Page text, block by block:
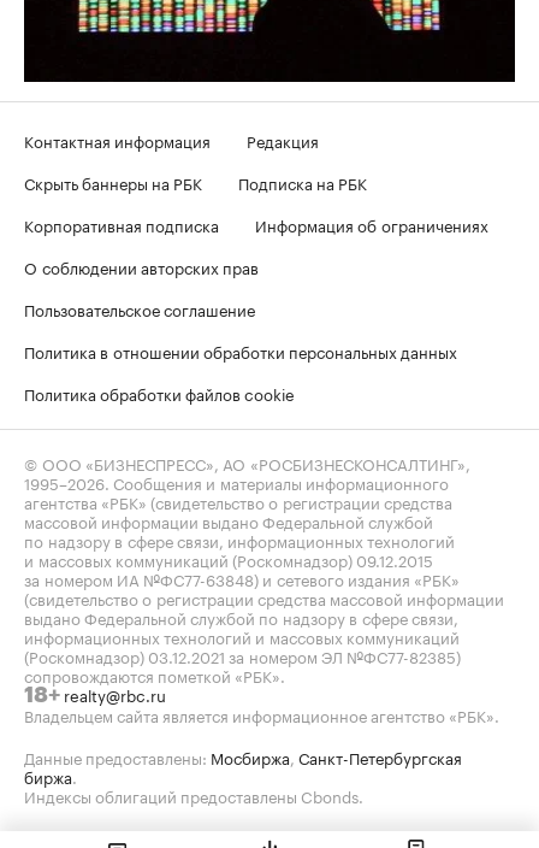
Контактная информация
Редакция
Скрыть баннеры на РБК
Подписка на РБК
Корпоративная подписка
Информация об ограничениях
О соблюдении авторских прав
Пользовательское соглашение
Политика в отношении обработки персональных данных
Политика обработки файлов cookie
© ООО «БИЗНЕСПРЕСС», АО «РОСБИЗНЕСКОНСАЛТИНГ»,
1995–2026. Сообщения и материалы информационного
агентства «РБК» (свидетельство о регистрации средства
массовой информации выдано Федеральной службой
по надзору в сфере связи, информационных технологий
и массовых коммуникаций (Роскомнадзор) 09.12.2015
за номером ИА №ФС77-63848) и сетевого издания «РБК»
(свидетельство о регистрации средства массовой информации
выдано Федеральной службой по надзору в сфере связи,
информационных технологий и массовых коммуникаций
(Роскомнадзор) 03.12.2021 за номером ЭЛ №ФС77-82385)
сопровождаются пометкой «РБК».
18+ realty@rbc.ru
Владельцем сайта является информационное агентство «РБК».
Данные предоставлены: Мосбиржа, Санкт-Петербургская
биржа.
Индексы облигаций предоставлены Cbonds.